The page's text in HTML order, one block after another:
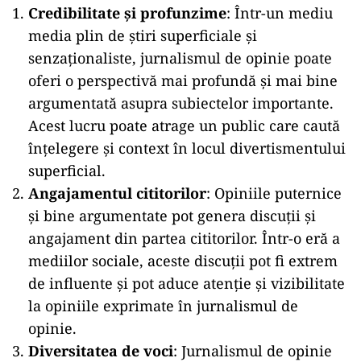
Credibilitate și profunzime: Într-un mediu
media plin de știri superficiale și
senzaționaliste, jurnalismul de opinie poate
oferi o perspectivă mai profundă și mai bine
argumentată asupra subiectelor importante.
Acest lucru poate atrage un public care caută
înțelegere și context în locul divertismentului
superficial.
Angajamentul cititorilor: Opiniile puternice
și bine argumentate pot genera discuții și
angajament din partea cititorilor. Într-o eră a
mediilor sociale, aceste discuții pot fi extrem
de influente și pot aduce atenție și vizibilitate
la opiniile exprimate în jurnalismul de
opinie.
Diversitatea de voci: Jurnalismul de opinie